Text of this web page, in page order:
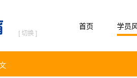
[ 切换 ]
首页 学员